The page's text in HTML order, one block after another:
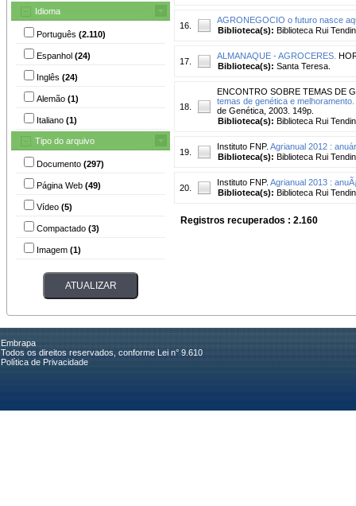
Idioma
Português (2.110)
Espanhol (24)
Inglês (24)
Alemão (1)
Italiano (1)
Tipo do arquivo
Documento (297)
Página Web (49)
Vídeo (5)
Compactado (3)
Imagem (1)
16.
AGRONEGOCIO o futuro nasce
Biblioteca(s): Biblioteca Rui
17.
ALMANAQUE - AGROCERES.
Biblioteca(s): Santa Teresa.
18.
ENCONTRO SOBRE TEMAS DE
temas de genética e melhoramento.
de Genética, 2003. 149p.
Biblioteca(s): Biblioteca Rui
19.
Instituto FNP. Agrianual 2012 :
Biblioteca(s): Biblioteca Rui
20.
Instituto FNP. Agrianual 2013 :
Biblioteca(s): Biblioteca Rui
Registros recuperados : 2.160
Embrapa
Todos os direitos reservados, conforme Lei n° 9.610
Política de Privacidade